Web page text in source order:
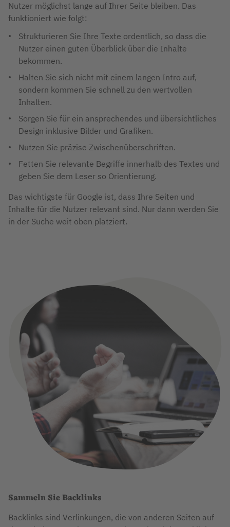
Nutzer möglichst lange auf Ihrer Seite bleiben. Das
funktioniert wie folgt:
Strukturieren Sie Ihre Texte ordentlich, so dass die
Nutzer einen guten Überblick über die Inhalte
bekommen.
Halten Sie sich nicht mit einem langen Intro auf,
sondern kommen Sie schnell zu den wertvollen
Inhalten.
Sorgen Sie für ein ansprechendes und übersichtliches
Design inklusive Bilder und Grafiken.
Nutzen Sie präzise Zwischenüberschriften.
Fetten Sie relevante Begriffe innerhalb des Textes und
geben Sie dem Leser so Orientierung.
Das wichtigste für Google ist, dass Ihre Seiten und
Inhalte für die Nutzer relevant sind. Nur dann werden Sie
in der Suche weit oben platziert.
Sammeln Sie Backlinks
Backlinks sind Verlinkungen, die von anderen Seiten auf